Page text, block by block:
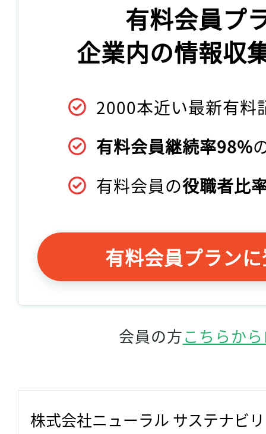
有料会員プ
企業内の情報収
2000本近い最新有料
有料会員継続率98%
有料会員の役職者比
有料会員プラン
会員の方こちらか
株式会社ニューラル サステナビ